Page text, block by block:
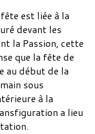
est liée à la
devant les
la Passion, cette
que la fête de
au début de la
sous
à la
a lieu